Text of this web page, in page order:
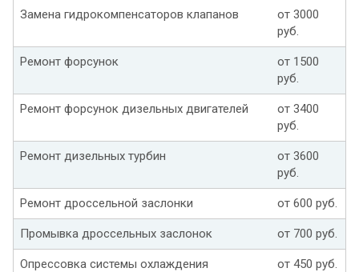
Замена гидрокомпенсаторов клапанов
от 3000
руб.
Ремонт форсунок
от 1500
руб.
Ремонт форсунок дизельных двигателей
от 3400
руб.
Ремонт дизельных турбин
от 3600
руб.
Ремонт дроссельной заслонки от 600 руб.
Промывка дроссельных заслонок от 700 руб.
Опрессовка системы охлаждения от 450 руб.